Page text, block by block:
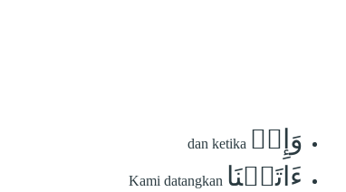
وَإِذۡ dan ketika
ءَاتَيۡنَا Kami datangkan